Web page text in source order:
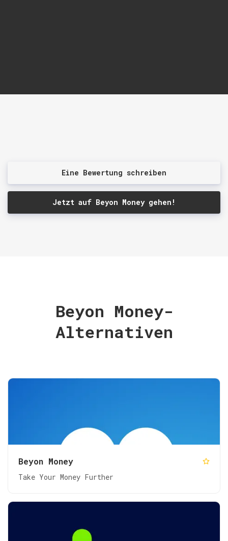
Eine Bewertung schreiben
Jetzt auf Beyon Money gehen!
Beyon Money-
Alternativen
Beyon Money
Take Your Money Further